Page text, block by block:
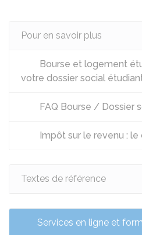
Pour en savoir plus
Bourse et logement
votre dossier social
FAQ Bourse / Dossier
Impôt sur le revenu :
Textes de référence
Services en ligne et